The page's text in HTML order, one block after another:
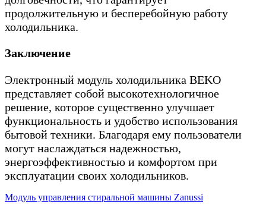
продолжительную и бесперебойную работу
холодильника.
Заключение
Электронный модуль холодильника BEKO
представляет собой высокотехнологичное
решение, которое существенно улучшает
функциональность и удобство использования
бытовой техники. Благодаря ему пользователи
могут наслаждаться надежностью,
энергоэффективностью и комфортом при
эксплуатации своих холодильников.
Навигация
Модуль управления стиральной машины Zanussi